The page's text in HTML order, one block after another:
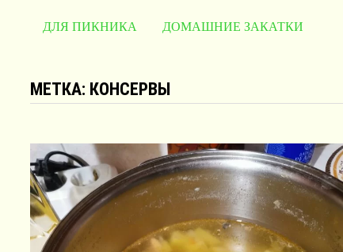
ДЛЯ ПИКНИКА ДОМАШНИЕ ЗАКАТКИ
МЕТКА: КОНСЕРВЫ